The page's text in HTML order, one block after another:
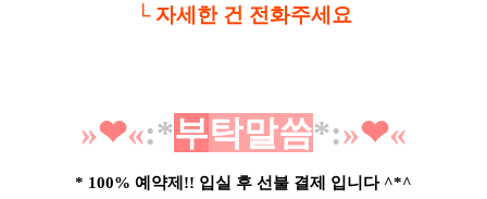
└ 자세한 건 전화주세요
»❤︎«:*부탁말씀*:»❤︎«
* 100% 예약제!! 입실 후 선불 결제 입니다 ^*^